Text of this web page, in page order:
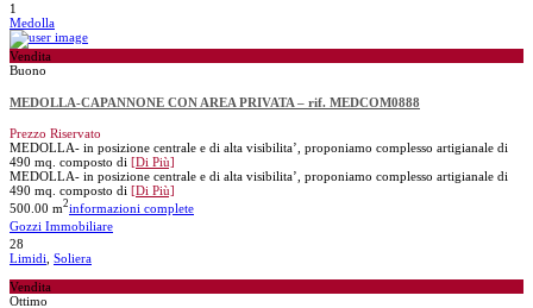
1
Medolla
Vendita
Buono
MEDOLLA-CAPANNONE CON AREA PRIVATA – rif. MEDCOM0888
Prezzo Riservato
MEDOLLA- in posizione centrale e di alta visibilita’, proponiamo complesso artigianale di
490 mq. composto di [Di Più]
MEDOLLA- in posizione centrale e di alta visibilita’, proponiamo complesso artigianale di
490 mq. composto di [Di Più]
500.00 m2informazioni complete
Gozzi Immobiliare
28
Limidi Soliera
Vendita
Ottimo